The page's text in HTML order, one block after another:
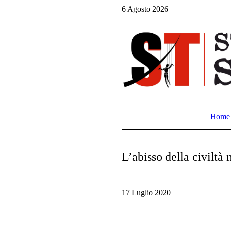
6 Agosto 2026
Home
L’abisso della civiltà
17 Luglio 2020